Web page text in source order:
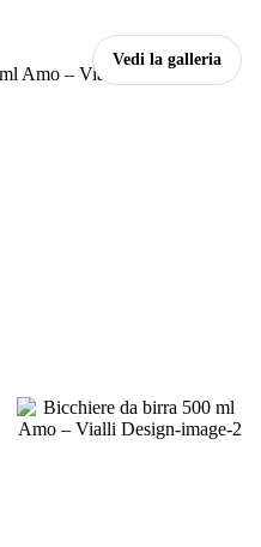
Vedi la galleria